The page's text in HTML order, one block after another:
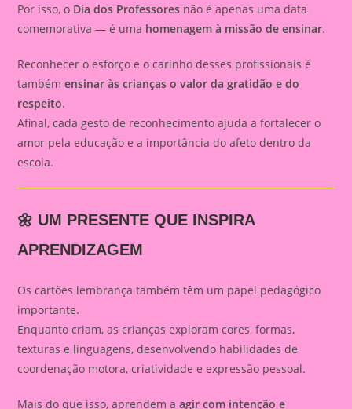
Por isso, o Dia dos Professores não é apenas uma data
comemorativa — é uma homenagem à missão de ensinar.
Reconhecer o esforço e o carinho desses profissionais é
tambémensinar às crianças o valor da gratidão e do
respeito.
Afinal, cada gesto de reconhecimento ajuda a fortalecer o
amor pela educação e a importância do afeto dentro da
escola.
🌼 UM PRESENTE QUE INSPIRA
APRENDIZAGEM
Os cartões lembrança também têm um papel pedagógico
importante.
Enquanto criam, as crianças exploram cores, formas,
texturas e linguagens, desenvolvendo habilidades de
coordenação motora, criatividade e expressão pessoal.
Mais do que isso, aprendem aagir com intenção e